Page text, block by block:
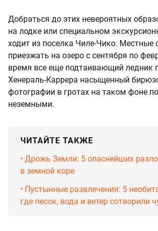
Добраться до этих невероятных
на лодке или специальном
ходит из поселка Чиле-Чико. Местные
приезжать на озеро с сентября по
время все еще подтаивающий ледник
Хенераль-Каррера насыщенный
фотографии в гротах на таком фоне
неземными.
ЧИТАЙТЕ ТАКЖЕ
• Дрожь Земли: 5 опаснейших
в земной коре
• Пустынные развлечения: 5
где песок, вода и ветер сотворили